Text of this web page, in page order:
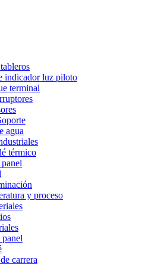
indicador luz piloto
terminal
agua
térmico
y proceso
carrera